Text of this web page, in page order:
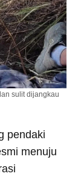
sulit dijangkau
pendaki
menuju